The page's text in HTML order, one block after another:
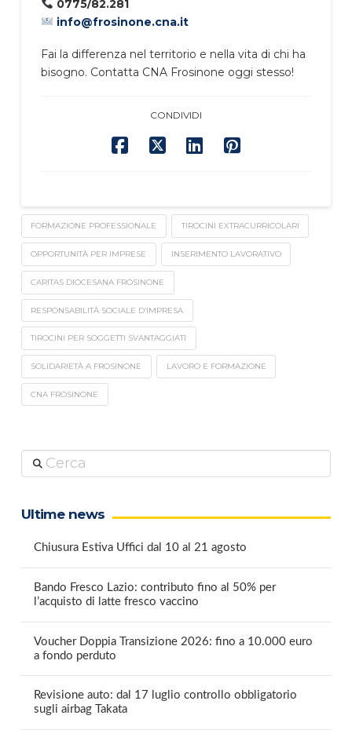
0775/82.281
info@frosinone.cna.it
Fai la differenza nel territorio e nella vita di chi ha
bisogno. Contatta CNA Frosinone oggi stesso!
CONDIVIDI
FORMAZIONE PROFESSIONALE TIROCINI EXTRACURRICOLARI
OPPORTUNITÀ PER IMPRESE INSERIMENTO LAVORATIVO
CARITAS DIOCESANA FROSINONE
RESPONSABILITÀ SOCIALE D’IMPRESA
TIROCINI PER SOGGETTI SVANTAGGIATI
SOLIDARIETÀ A FROSINONE LAVORO E FORMAZIONE
CNA FROSINONE
Cerca
Ultime news
Chiusura Estiva Uffici dal 10 al 21 agosto
Bando Fresco Lazio: contributo fino al 50% per
l’acquisto di latte fresco vaccino
Voucher Doppia Transizione 2026: fino a 10.000 euro
a fondo perduto
Revisione auto: dal 17 luglio controllo obbligatorio
sugli airbag Takata